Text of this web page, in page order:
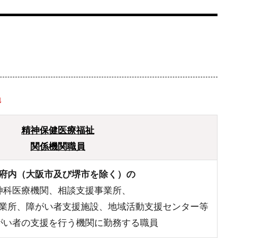
精神保健医療福祉
関係機関職員
内（大阪市及び堺市を除く）の
科医療機関、相談支援事業所、
所、障がい者支援施設、地域活動支援センター等
い者の支援を行う機関に勤務する職員